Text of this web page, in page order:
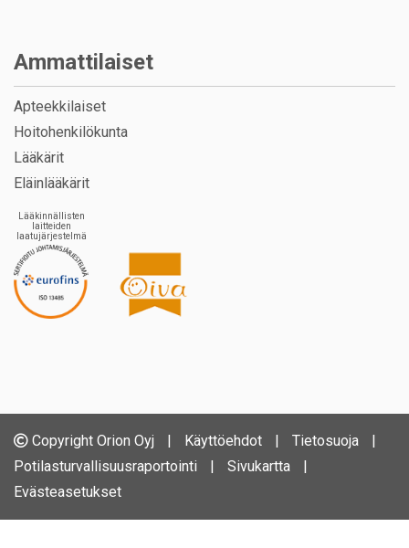
Ammattilaiset
Apteekkilaiset
Hoitohenkilökunta
Lääkärit
Eläinlääkärit
Lääkinnällisten
laitteiden
laatujärjestelmä
Copyright Orion Oyj | Käyttöehdot | Tietosuoja
|
Potilasturvallisuusraportointi
| Sivukartta
|
Evästeasetukset